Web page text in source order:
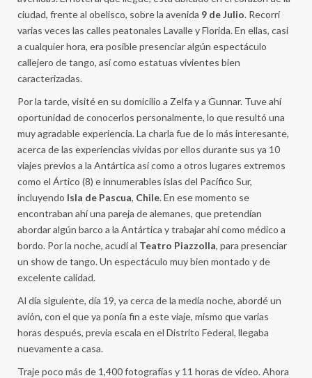
ciudad, frente al obelisco, sobre la avenida 9 de Julio. Recorrí
varias veces las calles peatonales Lavalle y Florida. En ellas, casi
a cualquier hora, era posible presenciar algún espectáculo
callejero de tango, así como estatuas vivientes bien
caracterizadas.
Por la tarde, visité en su domicilio a Zelfa y a Gunnar. Tuve ahí
oportunidad de conocerlos personalmente, lo que resultó una
muy agradable experiencia. La charla fue de lo más interesante,
acerca de las experiencias vividas por ellos durante sus ya 10
viajes previos a la Antártica así como a otros lugares extremos
como el Ártico (8) e innumerables islas del Pacífico Sur,
incluyendo Isla de Pascua, Chile. En ese momento se
encontraban ahí una pareja de alemanes, que pretendían
abordar algún barco a la Antártica y trabajar ahí como médico a
bordo. Por la noche, acudí al Teatro Piazzolla, para presenciar
un show de tango. Un espectáculo muy bien montado y de
excelente calidad.
Al día siguiente, día 19, ya cerca de la media noche, abordé un
avión, con el que ya ponía fin a este viaje, mismo que varias
horas después, previa escala en el Distrito Federal, llegaba
nuevamente a casa.
Traje poco más de 1,400 fotografías y 11 horas de vídeo. Ahora